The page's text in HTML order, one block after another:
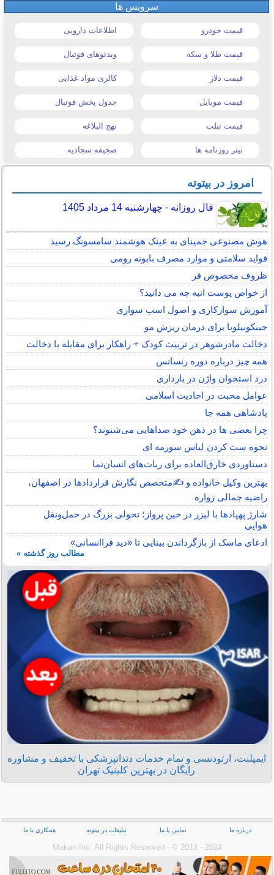
سرویس ها
قیمت خودرو اطلاعات دارویی
قیمت طلا و سکه ویدئوهای فوتبال
قیمت دلار کالری مواد غذایی
قیمت موبایل جدول پخش فوتبال
قیمت تبلت نهج البلاغه
تیتر روزنامه ها صحیفه سجادیه
امروز در بیتوته
فال روزانه - چهارشنبه 14 مرداد 1405
هوش مصنوعی جمینای به عینک هوشمند سامسونگ رسید
فواید سلامتی و موارد مصرف بابونه رومی
ظروف مخصوص فر
از خواص پوست انبه چه می دانید؟
آموزش سوارکاری و اصول اسب سواری
جینکوبیلوبا برای درمان ریزش مو
دخالت مادرشوهر در تربیت کودک + راهکار برای مقابله با دخالت
همه چیز درباره دوره رنسانس
درد استخوان واژن در بارداری
عوامل محبت در احادیث اسلامى
پادشاهی همه جا
چرا بعضی ها در ذهن خود صداهایی می‌شنوند؟
نحوه ست کردن لباس سورمه ای
دستاوردی خارق‌العاده برای ربات‌های انسان‌نما
بهترین وکیل خانواده و ✍️متخصص نگارش قراردادها در اصفهان،
راضیه جمالی زواره
شارژ پهپادها با لیزر در حین پرواز؛ تحولی بزرگ در حمل‌ونقل
هوایی
ادعای ماسک از بازگرداندن بینایی تا «دید فراانسانی»
مطالب روز گذشته »
ایمپلنت، ارتودنسی و تمام خدمات دندانپزشکی با تخفیف و مشاوره
رایگان در بهترین کلینیک تهران
درباره ما تماس با ما تبلیغات در بیتوته همکاری با ما
Makan Inc.‎ All Rights Reserved - © 2013 - 2024